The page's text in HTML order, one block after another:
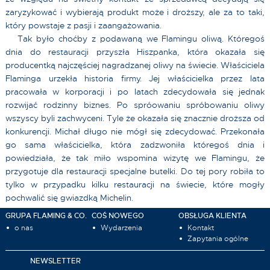
zaryzykować i wybierają produkt może i droższy, ale za to taki,
który powstaje z pasji i zaangażowania.
Tak było choćby z podawaną we Flamingu oliwą. Któregoś
dnia do restauracji przyszła Hiszpanka, która okazała się
producentką najczęściej nagradzanej oliwy na świecie. Właściciela
Flaminga urzekła historia firmy. Jej właścicielka przez lata
pracowała w korporacji i po latach zdecydowała się jednak
rozwijać rodzinny biznes. Po spróowaniu spróbowaniu oliwy
wszyscy byli zachwyceni. Tyle że okazała się znacznie droższa od
konkurencji. Michał długo nie mógł się zdecydować. Przekonała
go sama właścicielka, która zadzwoniła któregoś dnia i
powiedziała, że tak miło wspomina wizytę we Flamingu, że
przygotuje dla restauracji specjalne butelki. Do tej pory robiła to
tylko w przypadku kilku restauracji na świecie, które mogły
pochwalić się gwiazdką Michelin.
GRUPA FLAMING & CO.
o nas
COŚ NOWEGO
Wydarzenia
OBSŁUGA KLIENTA
Kontakt
Zapytania ogólne
NEWSLETTER